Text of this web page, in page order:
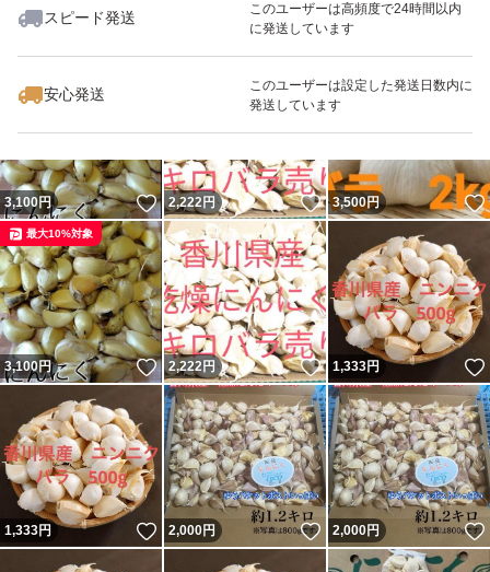
スピード発送
このユーザーは高頻度で24時間以内
に発送しています
安心発送
このユーザーは設定した発送日数内に
発送しています
いいね！
1,300
3,100円 いいね！
2,222円 いいね！
3,500円
3,100円 いいね！
最大10%対象
2,222円 いいね！
1,333円
1,333円 いいね！
2,000円 いいね！
2,000円